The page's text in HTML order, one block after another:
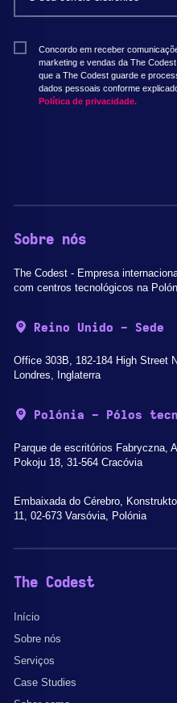
Concordo em receber
marketing e vendas da The
que a The Codest guarde e
dados pessoais conforme
Política de privacidade.
Sobre nós
The Codest - Empresa
com centros tecnológicos na
Reino Unido - Sede
Office 303B, 182-184 High Street
Londres, Inglaterra
Polónia - Pólos
Parque de escritórios Fabryczna,
Pokoju 18, 31-564 Cracóvia
Embaixada do Cérebro,
11, 02-673 Varsóvia, Polónia
The Codest
Início
Sobre nós
Serviços
Case Studies